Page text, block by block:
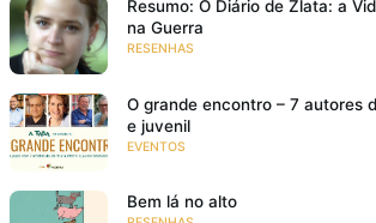
Resumo: O Diário de Zlata: a
na Guerra
RESENHAS
O grande encontro – 7 autores
e juvenil
EVENTOS
Bem lá no alto